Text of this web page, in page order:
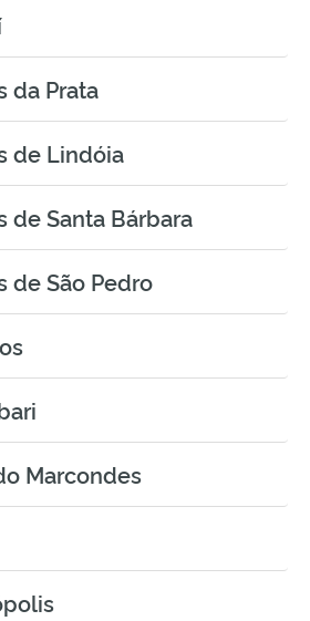
da Prata
de Lindóia
de Santa Bárbara
de São Pedro
Marcondes